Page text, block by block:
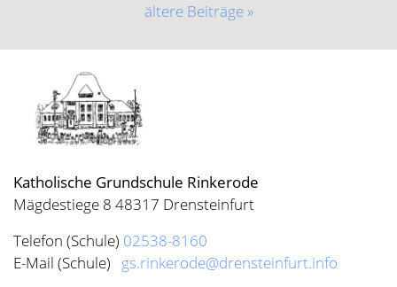
ältere Beiträge »
Katholische Grundschule Rinkerode
Mägdestiege 8 48317 Drensteinfurt
Telefon (Schule) 02538-8160
E-Mail (Schule)
gs.rinkerode@drensteinfurt.info